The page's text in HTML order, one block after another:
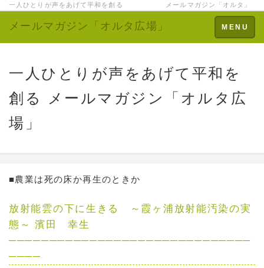
一人ひとりが声をあげて平和を創る メールマガジン「オルタ」
Toggle
navigation
MENU
メールマガジン「オルタ広場」
一人ひとりが声をあげて平和を
創る メールマガジン「オルタ広
場」
■農業は死の床か再生のときか
放射能雲の下に生きる ～霞ヶ浦放射能汚染の実
態～ 濱田 幸生
──────────────────────────────
────